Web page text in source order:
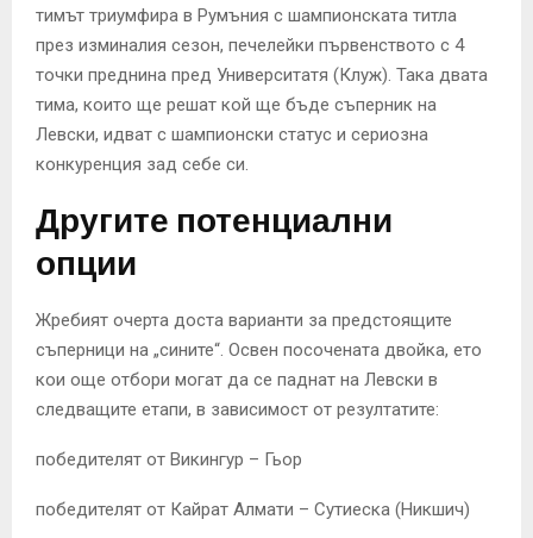
тимът триумфира в Румъния с шампионската титла
през изминалия сезон, печелейки първенството с 4
точки преднина пред Университатя (Клуж). Така двата
тима, които ще решат кой ще бъде съперник на
Левски, идват с шампионски статус и сериозна
конкуренция зад себе си.
Другите потенциални
опции
Жребият очерта доста варианти за предстоящите
съперници на „сините“. Освен посочената двойка, ето
кои още отбори могат да се паднат на Левски в
следващите етапи, в зависимост от резултатите:
победителят от Викингур – Гьор
победителят от Кайрат Алмати – Сутиеска (Никшич)